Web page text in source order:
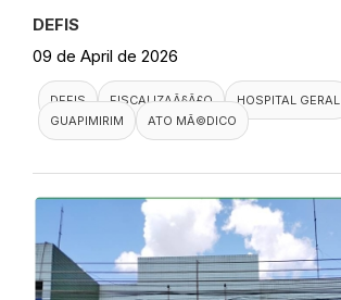
DEFIS
09 de April de 2026
DEFIS FISCALIZAÃ§Ã£O
HOSPITAL GERAL
GUAPIMIRIM
ATO MÃ©DICO